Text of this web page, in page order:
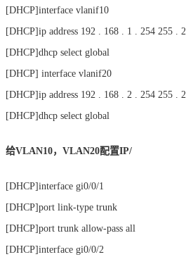
[DHCP]interface vlanif10
[DHCP]ip address 192 . 168 . 1 . 254 255 .
[DHCP]dhcp select global
[DHCP] interface vlanif20
[DHCP]ip address 192 . 168 . 2 . 254 255 .
[DHCP]dhcp select global
给VLAN10，VLAN20配置IP/
[DHCP]interface gi0/0/1
[DHCP]port link-type trunk
[DHCP]port trunk allow-pass all
[DHCP]interface gi0/0/2